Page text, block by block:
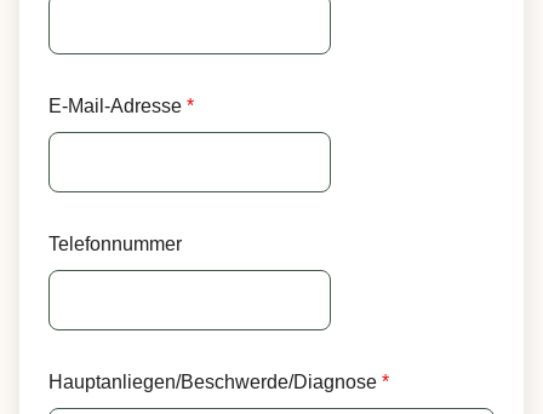
E-Mail-Adresse *
Telefonnummer
Hauptanliegen/Beschwerde/Diagnose *